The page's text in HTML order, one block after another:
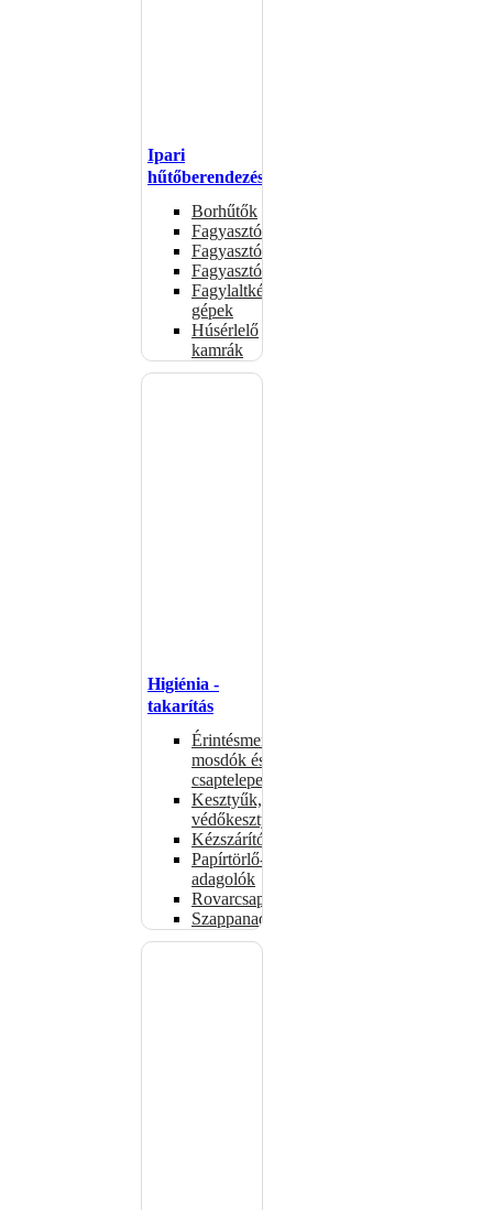
Ipari
hűtőberendezések
Borhűtők
Fagyasztóasztalok
Fagyasztóládák
Fagyasztószekrények
Fagylaltkészítő
gépek
Húsérlelő
kamrák
Higiénia -
takarítás
Érintésmentes
mosdók és
csaptelepek
Kesztyűk,
védőkesztyűk
Kézszárítók
Papírtörlő-
adagolók
Rovarcsapdák
Szappanadagolók